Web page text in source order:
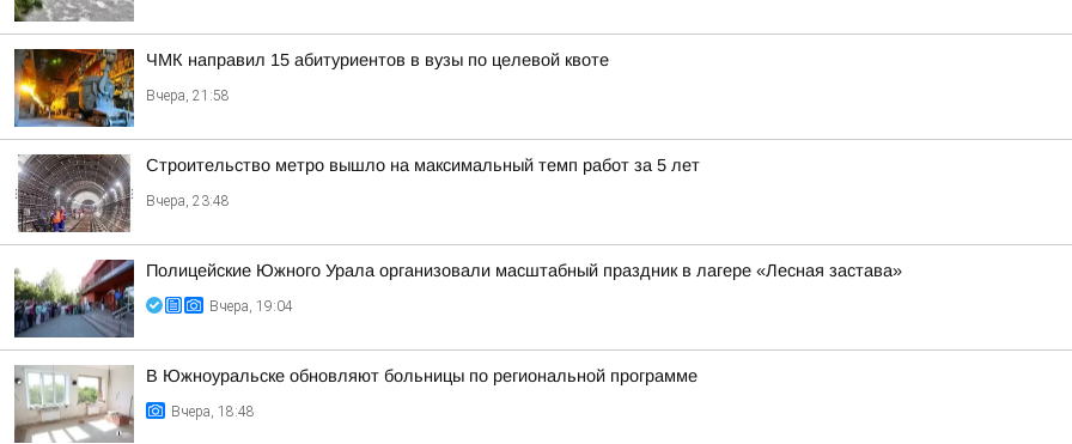
ЧМК направил 15 абитуриентов в вузы по целевой квоте
Вчера, 21:58
Строительство метро вышло на максимальный темп работ за 5 лет
Вчера, 23:48
Полицейские Южного Урала организовали масштабный праздник в лагере «Лесная застава»
Вчера, 19:04
В Южноуральске обновляют больницы по региональной программе
Вчера, 18:48